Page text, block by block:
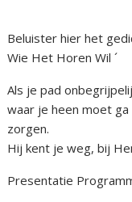
Beluister hier het
Wie Het Horen Wil ´
Als je pad
waar je heen moet ga
zorgen.
Hij kent je weg, bij
Presentatie